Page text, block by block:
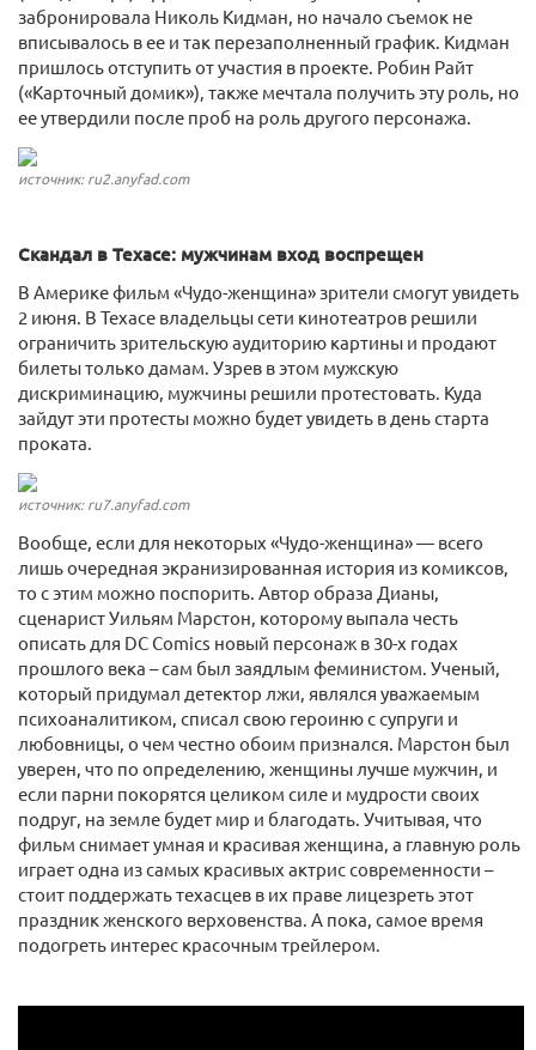
забронировала Николь Кидман, но начало съемок не
вписывалось в ее и так перезаполненный график. Кидман
пришлось отступить от участия в проекте. Робин Райт
(«Карточный домик»), также мечтала получить эту роль, но
ее утвердили после проб на роль другого персонажа.
источник: ru2.anyfad.com
Скандал в Техасе: мужчинам вход воспрещен
В Америке фильм «Чудо-женщина» зрители смогут увидеть
2 июня. В Техасе владельцы сети кинотеатров решили
ограничить зрительскую аудиторию картины и продают
билеты только дамам. Узрев в этом мужскую
дискриминацию, мужчины решили протестовать. Куда
зайдут эти протесты можно будет увидеть в день старта
проката.
источник: ru7.anyfad.com
Вообще, если для некоторых «Чудо-женщина» — всего
лишь очередная экранизированная история из комиксов,
то с этим можно поспорить. Автор образа Дианы,
сценарист Уильям Марстон, которому выпала честь
описать для DC Comics новый персонаж в 30-х годах
прошлого века – сам был заядлым феминистом. Ученый,
который придумал детектор лжи, являлся уважаемым
психоаналитиком, списал свою героиню с супруги и
любовницы, о чем честно обоим признался. Марстон был
уверен, что по определению, женщины лучше мужчин, и
если парни покорятся целиком силе и мудрости своих
подруг, на земле будет мир и благодать. Учитывая, что
фильм снимает умная и красивая женщина, а главную роль
играет одна из самых красивых актрис современности –
стоит поддержать техасцев в их праве лицезреть этот
праздник женского верховенства. А пока, самое время
подогреть интерес красочным трейлером.